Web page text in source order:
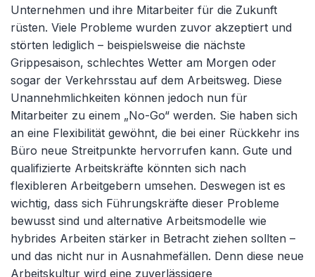
Unternehmen und ihre Mitarbeiter für die Zukunft
rüsten. Viele Probleme wurden zuvor akzeptiert und
störten lediglich – beispielsweise die nächste
Grippesaison, schlechtes Wetter am Morgen oder
sogar der Verkehrsstau auf dem Arbeitsweg. Diese
Unannehmlichkeiten können jedoch nun für
Mitarbeiter zu einem „No-Go“ werden. Sie haben sich
an eine Flexibilität gewöhnt, die bei einer Rückkehr ins
Büro neue Streitpunkte hervorrufen kann. Gute und
qualifizierte Arbeitskräfte könnten sich nach
flexibleren Arbeitgebern umsehen. Deswegen ist es
wichtig, dass sich Führungskräfte dieser Probleme
bewusst sind und alternative Arbeitsmodelle wie
hybrides Arbeiten stärker in Betracht ziehen sollten –
und das nicht nur in Ausnahmefällen. Denn diese neue
Arbeitskultur wird eine zuverlässigere